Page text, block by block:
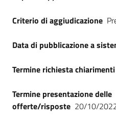
Criterio di aggiudicazione
Data di pubblicazione a
Termine richiesta chiarimenti
Termine presentazione delle
offerte/risposte 20/10/